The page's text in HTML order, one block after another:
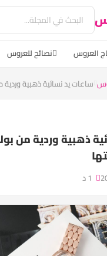
العروس نصائح للعروس
ساعات يد نسائية ذهبية وردية
ذهبية وردية من